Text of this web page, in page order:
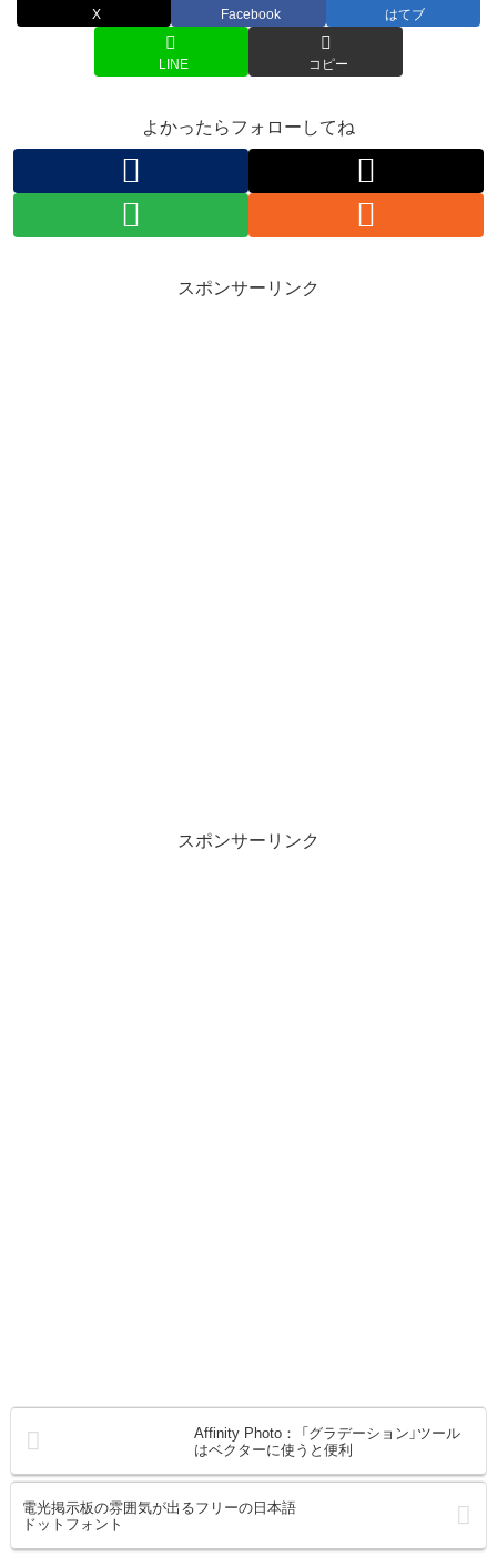
X Facebook はてブ
LINE コピー
よかったらフォローしてね
スポンサーリンク
スポンサーリンク
Affinity Photo： 「グラデーション」ツール
はベクターに使うと便利
電光掲示板の雰囲気が出るフリーの日本語
ドットフォント